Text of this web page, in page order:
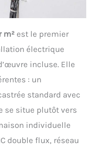
m² est le premier
électrique
incluse. Elle
: un
standard avec
se situe plutôt vers
individuelle
double flux, réseau